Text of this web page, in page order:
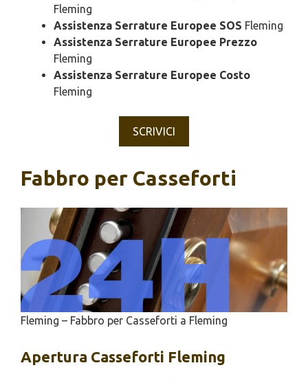
Fleming
Assistenza Serrature Europee SOS Fleming
Assistenza Serrature Europee Prezzo
Fleming
Assistenza Serrature Europee Costo
Fleming
SCRIVICI
Fabbro per Casseforti
Fleming – Fabbro per Casseforti a Fleming
Apertura Casseforti Fleming